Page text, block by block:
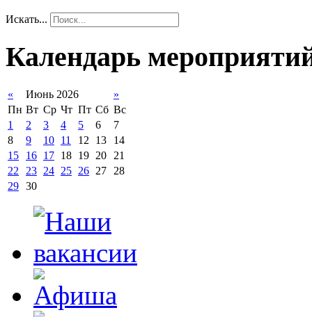
Искать...
Календарь
« Июнь 2026
»
Пн Вт Ср Чт Пт Сб Вс
1
2 3 4 5 6
7
8
9 10 11 12 13
14
15
16 17 18 19 20
21
22
23 24 25 26 27
28
29 30